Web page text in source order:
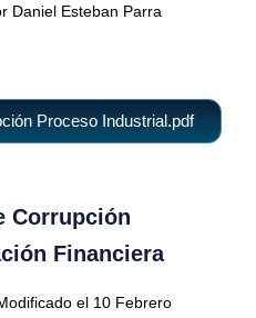
Daniel Esteban Parra
Proceso Industrial.pdf
Corrupción
Financiera
el 10 Febrero